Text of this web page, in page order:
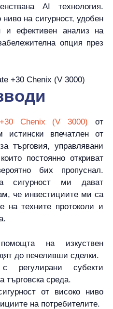
AI технология.
на сигурност, удобен
и ефективен анализ на
опция през
Chenix (V 3000) от
впечатлен от
търговия, управлявани
постоянно откриват
бих пропуснал.
сигурност ми дават
че инвестициите ми са
на техните протоколи и
на изкуствен
до печеливши сделки.
с регулирани субекти
търговска среда.
от високо ниво
на потребителите.